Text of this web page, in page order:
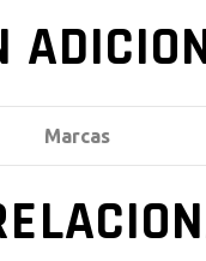
Marcas